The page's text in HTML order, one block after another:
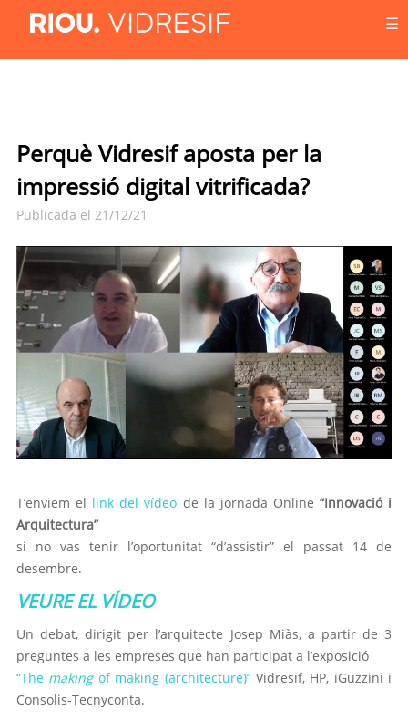
☰
Perquè Vidresif aposta per la
impressió digital vitrificada?
Publicada el 21/12/21
T’enviem el link del vídeo de la jornada Online “Innovació i
Arquitectura”
si no vas tenir l’oportunitat “d’assistir” el passat 14 de
desembre.
VEURE EL VÍDEO
Un debat, dirigit per l’arquitecte Josep Miàs, a partir de 3
preguntes a les empreses que han participat a l’exposició
“The makingof making (architecture)”Vidresif, HP, iGuzzini i
Consolis-Tecnyconta.